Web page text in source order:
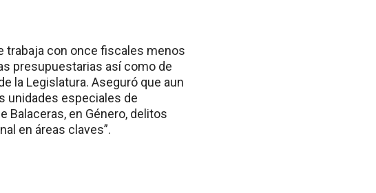
trabaja con once fiscales menos
presupuestarias así como de
la Legislatura. Aseguró que aun
unidades especiales de
Balaceras, en Género, delitos
en áreas claves”.